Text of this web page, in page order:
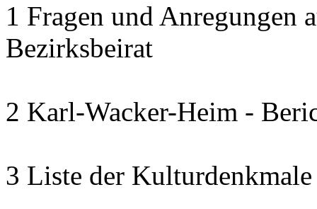
1 Fragen und Anregungen
Bezirksbeirat
2 Karl-Wacker-Heim -
3 Liste der